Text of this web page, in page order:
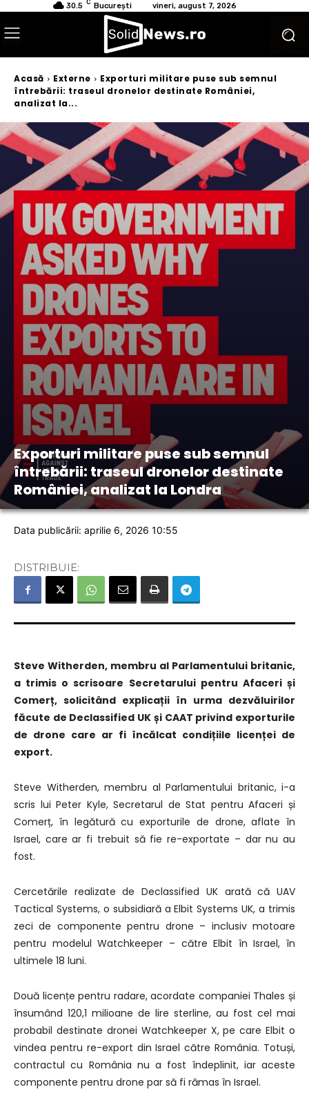
30.5 C București vineri, august 7, 2026
Acasă Externe
Exporturi militare puse sub semnul
întrebării: traseul dronelor destinate României,
analizat la...
Exporturi militare puse sub semnul
întrebării: traseul dronelor destinate
României, analizat la Londra
Data publicării: aprilie 6, 2026 10:55
DISTRIBUIE:
Steve Witherden, membru al Parlamentului britanic,
a trimis o scrisoare Secretarului pentru Afaceri și
Comerț, solicitând explicații în urma dezvăluirilor
făcute de Declassified UK și CAAT privind exporturile
de drone care ar fi încălcat condițiile licenței de
export.
Steve Witherden, membru al Parlamentului britanic, i-a
scris lui Peter Kyle, Secretarul de Stat pentru Afaceri și
Comerț, în legătură cu exporturile de drone, aflate în
Israel, care ar fi trebuit să fie re-exportate – dar nu au
fost.
Cercetările realizate de Declassified UK arată că UAV
Tactical Systems, o subsidiară a Elbit Systems UK, a trimis
zeci de componente pentru drone – inclusiv motoare
pentru modelul Watchkeeper – către Elbit în Israel, în
ultimele 18 luni.
Două licențe pentru radare, acordate companiei Thales și
însumând 120,1 milioane de lire sterline, au fost cel mai
probabil destinate dronei Watchkeeper X, pe care Elbit o
vindea pentru re-export din Israel către România. Totuși,
contractul cu România nu a fost îndeplinit, iar aceste
componente pentru drone par să fi rămas în Israel.